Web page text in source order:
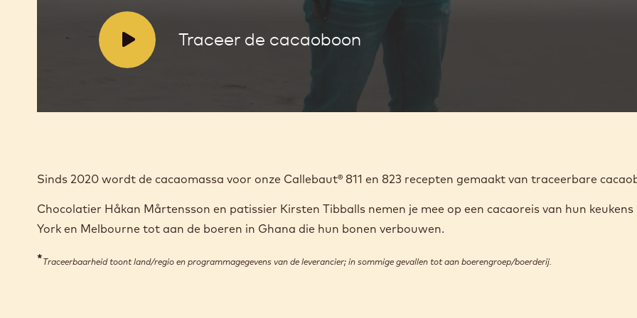
V
o
Traceer de cacaoboon
Sinds 2020 wordt de cacaomassa voor onze Callebaut® 811 en 823 recepten gemaakt van traceerbare
Chocolatier Håkan Mårtensson en patissier Kirsten Tibballs nemen je mee op een cacaoreis van hun keukens
York en Melbourne tot aan de boeren in Ghana die hun bonen verbouwen.
*Traceerbaarheid toont land/regio en programmagegevens van de leverancier; in sommige gevallen tot aan boerengroep/boerderij.